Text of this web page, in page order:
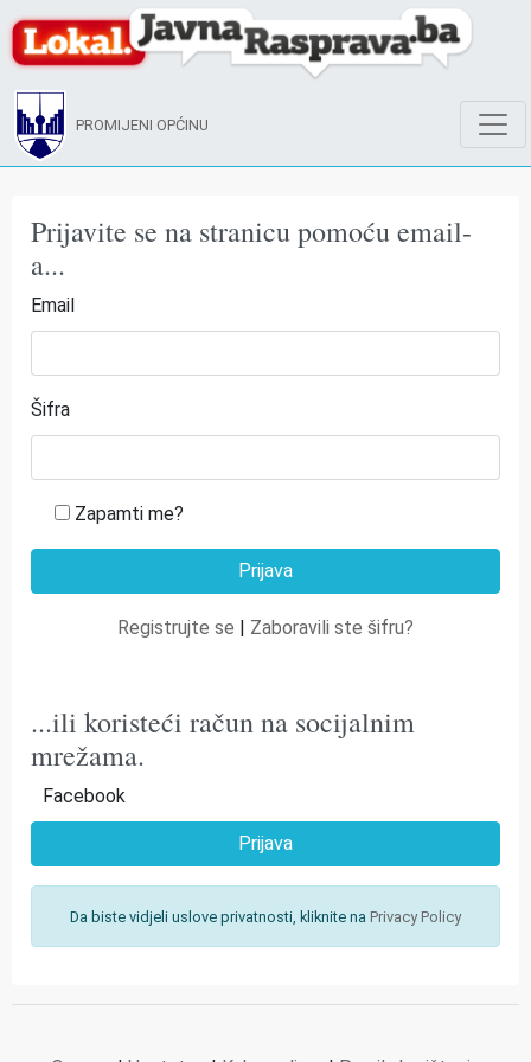
PROMIJENI OPĆINU
Prijavite se na stranicu pomoću email-
a...
Email
Šifra
Zapamti me?
Registrujte se | Zaboravili ste šifru?
...ili koristeći račun na socijalnim
mrežama.
Facebook
Prijava
Da biste vidjeli uslove privatnosti, kliknite na Privacy Policy